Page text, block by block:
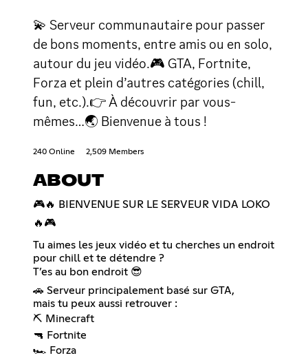
💫 Serveur communautaire pour passer
de bons moments, entre amis ou en solo,
autour du jeu vidéo.🎮 GTA, Fortnite,
Forza et plein d’autres catégories (chill,
fun, etc.).👉 À découvrir par vous-
mêmes…🌏 Bienvenue à tous !
240 Online 2,509 Members
ABOUT
🎮🔥 BIENVENUE SUR LE SERVEUR VIDA LOKO
🔥🎮
Tu aimes les jeux vidéo et tu cherches un endroit
pour chill et te détendre ?
T’es au bon endroit 😎
🚗 Serveur principalement basé sur GTA,
mais tu peux aussi retrouver :
⛏️ Minecraft
🔫 Fortnite
🏎️ Forza